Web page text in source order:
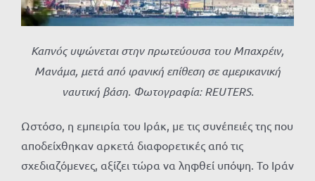
Καπνός υψώνεται στην πρωτεύουσα του Μπαχρέιν,
Μανάμα, μετά από ιρανική επίθεση σε αμερικανική
ναυτική βάση. Φωτογραφία: REUTERS.
Ωστόσο, η εμπειρία του Ιράκ, με τις συνέπειές της που
αποδείχθηκαν αρκετά διαφορετικές από τις
σχεδιαζόμενες, αξίζει τώρα να ληφθεί υπόψη. Το Ιράν